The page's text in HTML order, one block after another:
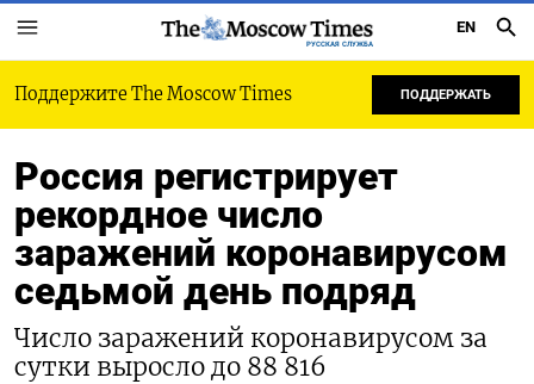
РУССКАЯ СЛУЖБА
EN
Поддержите The Moscow Times ПОДДЕРЖАТЬ
Россия регистрирует
рекордное число
заражений коронавирусом
седьмой день подряд
Число заражений коронавирусом за
сутки выросло до 88 816